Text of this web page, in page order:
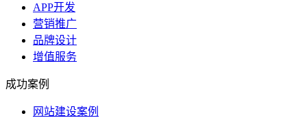
APP开发
营销推广
品牌设计
增值服务
成功案例
网站建设案例